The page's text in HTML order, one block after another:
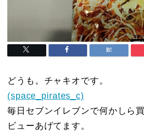
どうも。チャキオです。
(space_pirates_c)
毎日セブンイレブンで何かしら
ビューあげてます。